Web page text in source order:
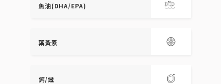
魚油(DHA/EPA)
葉黃素
鈣/鐵